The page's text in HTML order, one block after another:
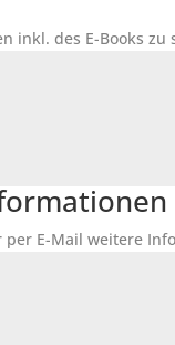
inkl. des E-Books zu
E-Mail weitere